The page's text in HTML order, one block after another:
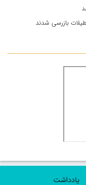
بازرسی شدند
یادداشت